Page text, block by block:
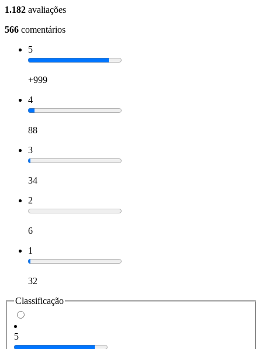
1.182 avaliações
566 comentários
5
+999
4
88
3
34
2
6
1
32
Classificação
5